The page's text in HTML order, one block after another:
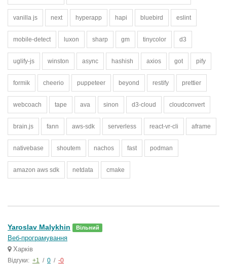
vanilla js next hyperapp hapi bluebird eslint
mobile-detect luxon sharp gm tinycolor d3
uglify-js winston async hashish axios got pify
formik cheerio puppeteer beyond restify prettier
webcoach tape ava sinon d3-cloud cloudconvert
brain.js fann aws-sdk serverless react-vr-cli aframe
nativebase shoutem nachos fast podman
amazon aws sdk netdata cmake
Yaroslav Malykhin Вільний
Веб-програмування
Харків
Відгуки: +1 / 0 / -0